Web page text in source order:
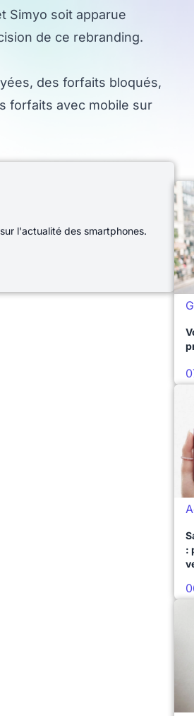
Simyo soit apparue
de ce rebranding.
des forfaits bloqués,
forfaits avec mobile sur
l'actualité des smartphones.
: